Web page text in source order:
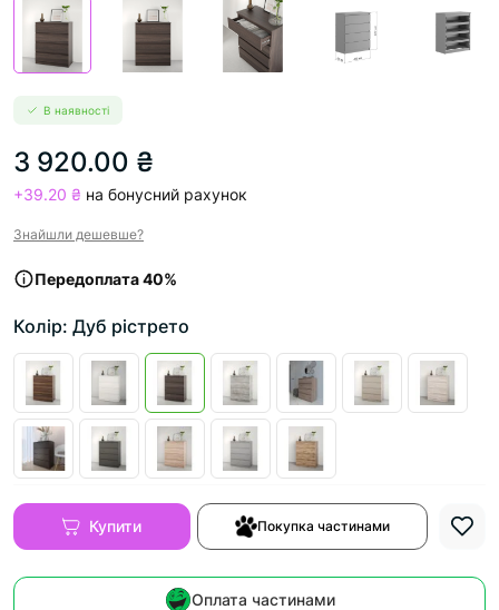
В наявності
3 920.00 ₴
+39.20 ₴ на бонусний рахунок
Знайшли дешевше?
Передоплата 40%
Колір: Дуб рістрето
Купити Покупка частинами
Оплата частинами